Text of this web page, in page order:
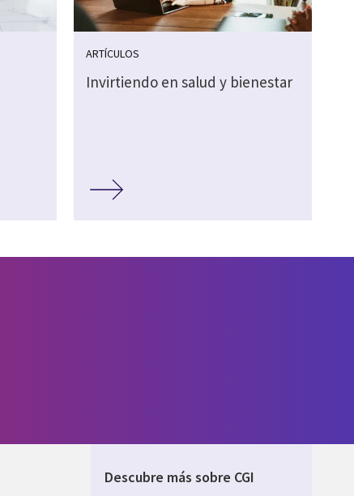
ARTÍCULOS
Invirtiendo en salud y bienestar
Descubre más sobre CGI